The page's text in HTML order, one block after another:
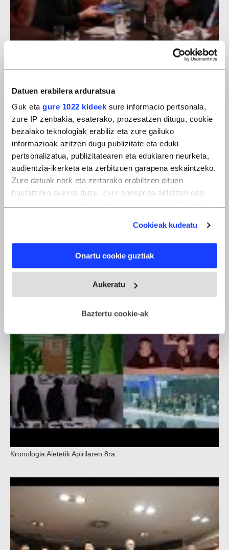
Datuen erabilera arduratsua
Guk eta gure 1022 kideek sure informacio pertsonala,
zure IP zenbakia, esaterako, prozesatzen ditugu, cookie
bezalako teknologiak erabiliz eta zure gailuko
informazioak azitzen dugu publizitate eta eduki
pertsonalizatua, publizitatearen eta edukiaren neurketa,
audientzia-ikerketa eta zerbitzuen garapena eskaintzeko.
Zure datuak nork eta zertarako erabiltzen dituen
hautatzeko aukera duzu. Zure onespena aldatzen edo
If you allow, we would also like to:
Collect information about your geographical location
which can be accurate to within several meters
Identify your device by actively scanning it for
and set your preferences in thedetails section
Webgune honek cookie propioak eta hirugarrenen cookie-
fitxategiak erabiltzen ditu. Zure esperientzia eta
zerbitzuak hobetzeko asmoz, cookie teknologiaz
baliatzen gara. Ohar hau onartuz gero, teknologia hori
erabiltzeko baimen esplizitua ematen diguzu.Gehiago
irakurri
Cookieak kudeatu
Onartu cookie guztiak
Aukeratu
Baztertu cookie-ak
ETAren armagabetzeari buruzko ekitaldi instituzionala
Kronologia Aietetik Apirilaren 8ra